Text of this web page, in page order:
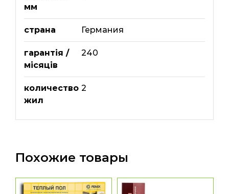
мм
страна Германия
гарантія /
місяців
240
количество
жил
2
Похожие товары